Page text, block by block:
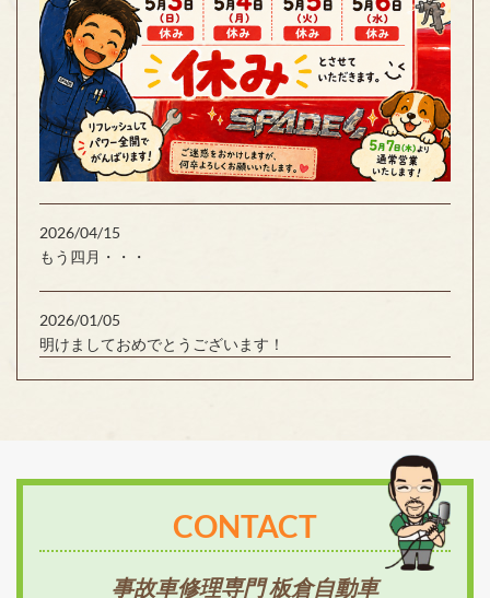
2026/04/15
もう四月・・・
2026/01/05
明けましておめでとうございます！
CONTACT
事故車修理専門 板倉自動車